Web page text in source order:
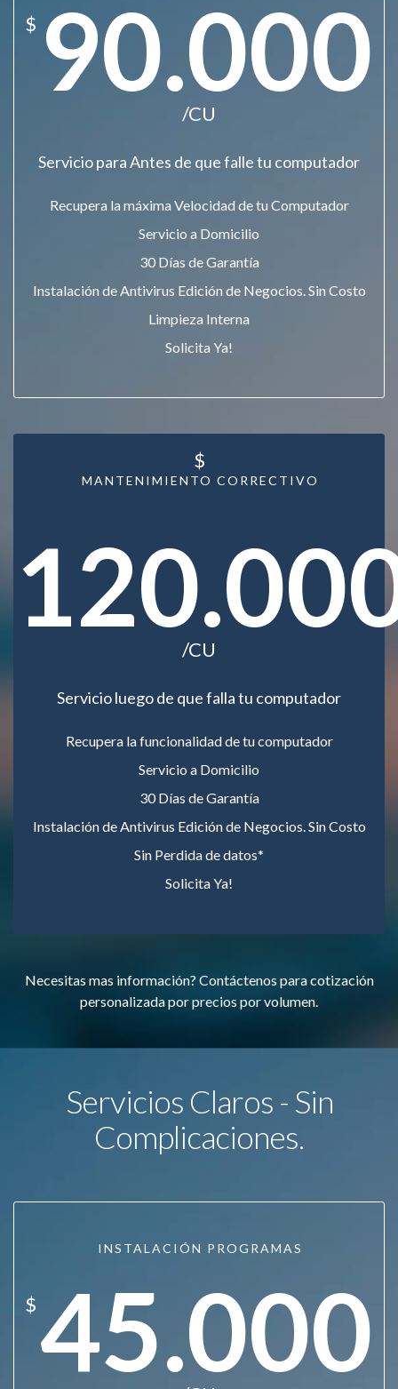
$ 90.000
/CU
Servicio para Antes de que falle tu computador
Recupera la máxima Velocidad de tu Computador
Servicio a Domicilio
30 Días de Garantía
Instalación de Antivirus Edición de Negocios. Sin Costo
Limpieza Interna
Solicita Ya!
MANTENIMIENTO CORRECTIVO
$
/CU
Servicio luego de que falla tu computador
Recupera la funcionalidad de tu computador
Servicio a Domicilio
30 Días de Garantía
Instalación de Antivirus Edición de Negocios. Sin Costo
Sin Perdida de datos*
Solicita Ya!
Necesitas mas información? Contáctenos para cotización
personalizada por precios por volumen.
Servicios Claros - Sin
Complicaciones.
INSTALACIÓN PROGRAMAS
$45.000